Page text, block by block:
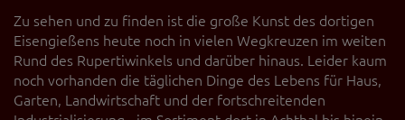
Zu sehen und zu finden ist die große Kunst des dortigen
Eisengießens heute noch in vielen Wegkreuzen im weiten
Rund des Rupertiwinkels und darüber hinaus. Leider kaum
noch vorhanden die täglichen Dinge des Lebens für Haus,
Garten, Landwirtschaft und der fortschreitenden